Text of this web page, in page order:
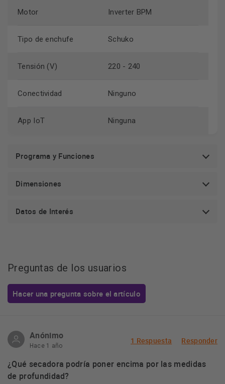
Motor Inverter BPM
Tipo de enchufe Schuko
Tensión (V) 220 - 240
Conectividad Ninguno
App IoT Ninguna
Programa y Funciones
Dimensiones
Datos de Interés
Preguntas de los usuarios
Hacer una pregunta sobre el artículo
Anónimo
Hace 1 año
1 Respuesta Responder
¿Qué secadora podría poner encima por las medidas
de profundidad?